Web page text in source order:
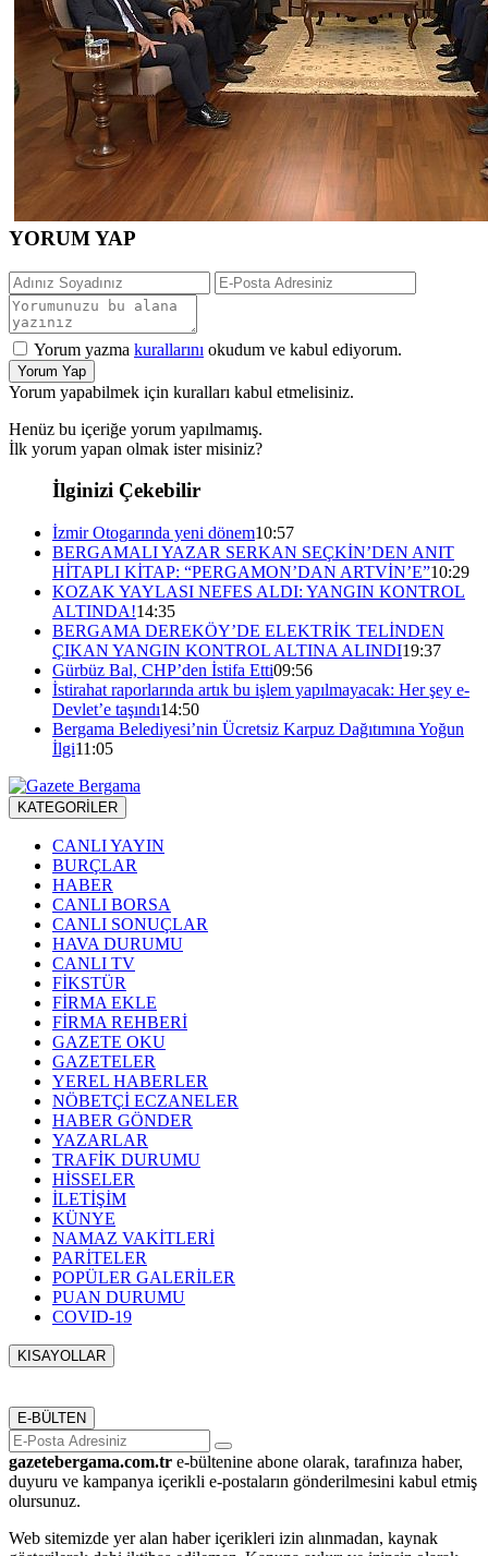
YORUM YAP
Yorum yazma kurallarını okudum ve kabul ediyorum.
Yorum Yap
Yorum yapabilmek için kuralları kabul etmelisiniz.
Henüz bu içeriğe yorum yapılmamış.
İlk yorum yapan olmak ister misiniz?
İlginizi Çekebilir
İzmir Otogarında yeni dönem10:57
BERGAMALI YAZAR SERKAN SEÇKİN’DEN ANIT
HİTAPLI KİTAP: “PERGAMON’DAN ARTVİN’E”10:29
KOZAK YAYLASI NEFES ALDI: YANGIN KONTROL
ALTINDA!14:35
BERGAMA DEREKÖY’DE ELEKTRİK TELİNDEN
ÇIKAN YANGIN KONTROL ALTINA ALINDI19:37
Gürbüz Bal, CHP’den İstifa Etti09:56
İstirahat raporlarında artık bu işlem yapılmayacak: Her şey e-
Devlet’e taşındı14:50
Bergama Belediyesi’nin Ücretsiz Karpuz Dağıtımına Yoğun
İlgi11:05
KATEGORİLER
CANLI YAYIN
BURÇLAR
HABER
CANLI BORSA
CANLI SONUÇLAR
HAVA DURUMU
CANLI TV
FİKSTÜR
FİRMA EKLE
FİRMA REHBERİ
GAZETE OKU
GAZETELER
YEREL HABERLER
NÖBETÇİ ECZANELER
HABER GÖNDER
YAZARLAR
TRAFİK DURUMU
HİSSELER
İLETİŞİM
KÜNYE
NAMAZ VAKİTLERİ
PARİTELER
POPÜLER GALERİLER
PUAN DURUMU
COVID-19
KISAYOLLAR
E-BÜLTEN
gazetebergama.com.tr e-bültenine abone olarak, tarafınıza haber,
duyuru ve kampanya içerikli e-postaların gönderilmesini kabul etmiş
olursunuz.
Web sitemizde yer alan haber içerikleri izin alınmadan, kaynak